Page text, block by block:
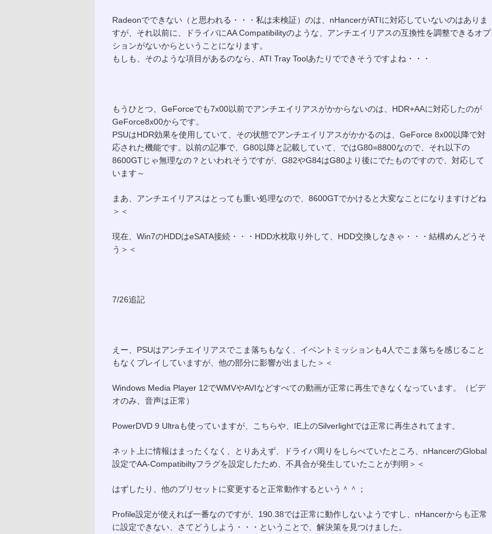
Radeonでできない（と思われる・・・私は未検証）のは、nHancerがATIに対応していないのはありま
すが、それ以前に、ドライバにAA Compatibilityのような、アンチエイリアスの互換性を調整できるオプ
ションがないからということになります。
もしも、そのような項目があるのなら、ATI Tray Toolあたりでできそうですよね・・・
もうひとつ、GeForceでも7x00以前でアンチエイリアスがかからないのは、HDR+AAに対応したのが
GeForce8x00からです。
PSUはHDR効果を使用していて、その状態でアンチエイリアスがかかるのは、GeForce 8x00以降で対
応された機能です。以前の記事で、G80以降と記載していて、ではG80=8800なので、それ以下の
8600GTじゃ無理なの？といわれそうですが、G82やG84はG80より後にでたものですので、対応して
います～
まあ、アンチエイリアスはとっても重い処理なので、8600GTでかけると大変なことになりますけどね
＞＜
現在、Win7のHDDはeSATA接続・・・HDD水枕取り外して、HDD交換しなきゃ・・・結構めんどうそ
う＞＜
7/26追記
えー、PSUはアンチエイリアスでこま落ちもなく、イベントミッションも4人でこま落ちを感じること
もなくプレイしていますが、他の部分に影響が出ました＞＜
Windows Media Player 12でWMVやAVIなどすべての動画が正常に再生できなくなっています。（ビデ
オのみ、音声は正常）
PowerDVD 9 Ultraも使っていますが、こちらや、IE上のSilverlightでは正常に再生されてます。
ネット上に情報はまったくなく、とりあえず、ドライバ周りをしらべていたところ、nHancerのGlobal
設定でAA-Compatibiltyフラグを設定したため、不具合が発生していたことが判明＞＜
はずしたり、他のプリセットに変更すると正常動作するという＾＾；
Profile設定が使えれば一番なのですが、190.38では正常に動作しないようですし、nHancerからも正常
に設定できない、さてどうしよう・・・ということで、解決策を見つけました。